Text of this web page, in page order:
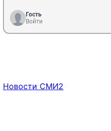
Гость
Войти
Новости СМИ2